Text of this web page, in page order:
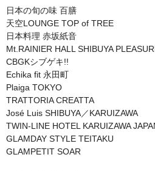
日本の旬の味 百膳
天空LOUNGE TOP of TREE
日本料理 赤坂紙音
Mt.RAINIER HALL SHIBUYA
CBGKシブゲキ!!
Echika fit 永田町
Plaiga TOKYO
TRATTORIA CREATTA
José Luis SHIBUYA／KARUIZAWA
TWIN-LINE HOTEL KARUIZAWA
GLAMDAY STYLE TEITAKU
GLAMPETIT SOAR